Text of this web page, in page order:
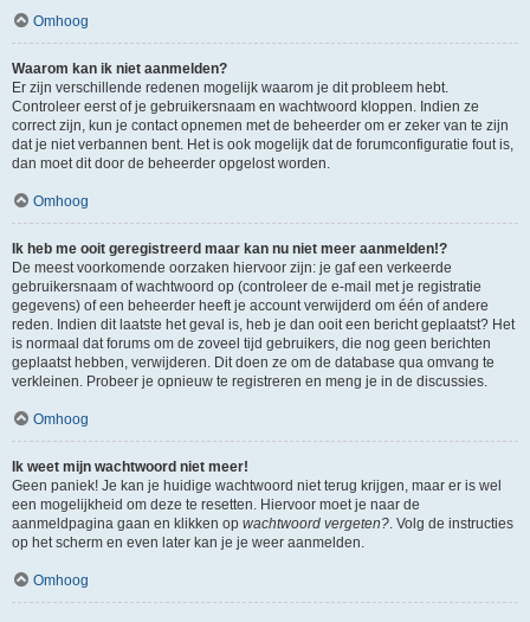
Omhoog
Waarom kan ik niet aanmelden?
Er zijn verschillende redenen mogelijk waarom je dit probleem hebt.
Controleer eerst of je gebruikersnaam en wachtwoord kloppen. Indien ze
correct zijn, kun je contact opnemen met de beheerder om er zeker van te zijn
dat je niet verbannen bent. Het is ook mogelijk dat de forumconfiguratie fout is,
dan moet dit door de beheerder opgelost worden.
Omhoog
Ik heb me ooit geregistreerd maar kan nu niet meer aanmelden!?
De meest voorkomende oorzaken hiervoor zijn: je gaf een verkeerde
gebruikersnaam of wachtwoord op (controleer de e-mail met je registratie
gegevens) of een beheerder heeft je account verwijderd om één of andere
reden. Indien dit laatste het geval is, heb je dan ooit een bericht geplaatst? Het
is normaal dat forums om de zoveel tijd gebruikers, die nog geen berichten
geplaatst hebben, verwijderen. Dit doen ze om de database qua omvang te
verkleinen. Probeer je opnieuw te registreren en meng je in de discussies.
Omhoog
Ik weet mijn wachtwoord niet meer!
Geen paniek! Je kan je huidige wachtwoord niet terug krijgen, maar er is wel
een mogelijkheid om deze te resetten. Hiervoor moet je naar de
aanmeldpagina gaan en klikken op wachtwoord vergeten?. Volg de instructies
op het scherm en even later kan je je weer aanmelden.
Omhoog